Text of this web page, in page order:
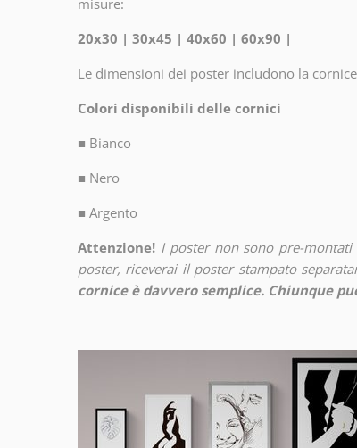
misure:
20x30 | 30x45 | 40x60 | 60x90 |
Le dimensioni dei poster includono la
Colori disponibili delle cornici
■ Bianco
■ Nero
■ Argento
Attenzione! I poster non sono pre-montati
poster, riceverai il poster stampato
cornice è davvero semplice. Chiunque